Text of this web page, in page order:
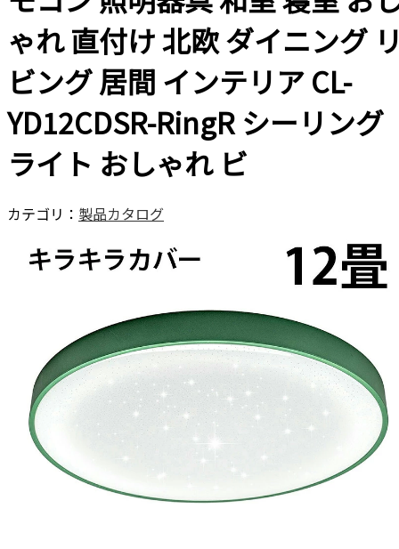
ゃれ 直付け 北欧 ダイニング
ビング 居間 インテリア CL-
YD12CDSR-RingR シーリング
ライト おしゃれ ビ
カテゴリ： 製品カタログ